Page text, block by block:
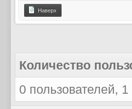
Наверх
Количество
0 пользователей,